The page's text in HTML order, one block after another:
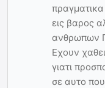
εις βαρος
ανθρωπων
Εχουν
γιατι
σε αυτο